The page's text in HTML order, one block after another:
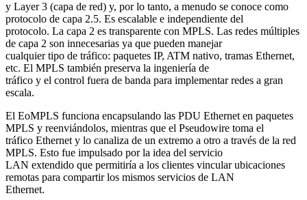
y Layer 3 (capa de red) y, por lo tanto, a menudo se conoce como
protocolo de capa 2.5. Es escalable e independiente del
protocolo. La capa 2 es transparente con MPLS. Las redes múltiples
de capa 2 son innecesarias ya que pueden manejar
cualquier tipo de tráfico: paquetes IP, ATM nativo, tramas Ethernet,
etc. El MPLS también preserva la ingeniería de
tráfico y el control fuera de banda para implementar redes a gran
escala.
El EoMPLS funciona encapsulando las PDU Ethernet en paquetes
MPLS y reenviándolos, mientras que el Pseudowire toma el
tráfico Ethernet y lo canaliza de un extremo a otro a través de la red
MPLS. Esto fue impulsado por la idea del servicio
LAN extendido que permitiría a los clientes vincular ubicaciones
remotas para compartir los mismos servicios de LAN
Ethernet.